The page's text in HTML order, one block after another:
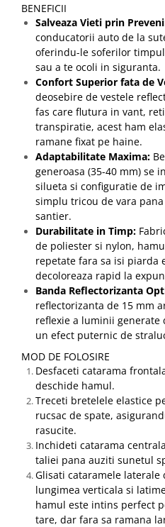
BENEFICII
Salveaza Vieti prin
conducatorii auto de la
oferindu-le soferilor
sau a te ocoli in siguranta.
Confort Superior fata de
deosebire de vestele
fas care flutura in vant,
transpiratie, acest ham
ramane fixat pe haine.
Adaptabilitate Maxima:
generoasa (35-40 mm) se
silueta si configuratie de
simplu tricou de vara
santier.
Durabilitate in Timp:
de poliester si nylon,
repetate fara sa isi piarda
decoloreaza rapid la
Banda Reflectorizanta
reflectorizanta de 15 mm
reflexie a luminii
un efect puternic de
MOD DE FOLOSIRE
Desfaceti catarama
deschide hamul.
Treceti bretelele elastice
rucsac de spate,
rasucite.
Inchideti catarama
taliei pana auziti sunetul
Glisati cataramele
lungimea verticala si
hamul este intins perfect
tare, dar fara sa ramana